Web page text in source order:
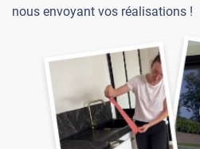
nous envoyant vos réalisations !